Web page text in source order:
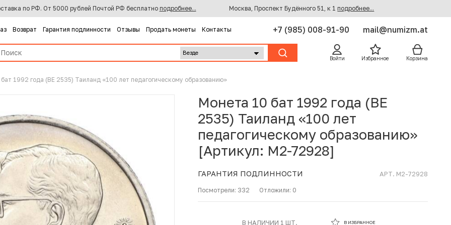
по РФ. От 5000 рублей Почтой РФ бесплатно подробнее... Москва, Проспект Будённого 51, к 1 подробнее...
Возврат Гарантия подлинности Отзывы Продать монеты Контакты +7 (985) 008-91-90 mail@numizm.at
Войти Избранное Корзина
бат 1992 года (BE 2535) Таиланд «100 лет педагогическому образованию»
Монета 10 бат 1992 года (BE
2535) Таиланд «100 лет
педагогическому образованию»
[Артикул: M2-72928]
ГАРАНТИЯ ПОДЛИННОСТИ АРТ. M2-72928
Посмотрели: 332 Отложили: 0
В НАЛИЧИИ 1 ШТ.
В ИЗБРАННОЕ